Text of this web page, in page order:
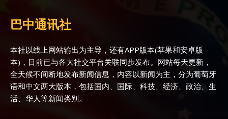
巴中通讯社
本社以线上网站输出为主导，还有APP版本(苹果和安卓版
本)，目前已与各大社交平台关联同步发布。网站每天更新，
全天候不间断地发布新闻信息，内容以新闻为主，分为葡萄牙
语和中文两大版本，包括国内、国际、科技、经济、政治、生
活、华人等新闻类别。